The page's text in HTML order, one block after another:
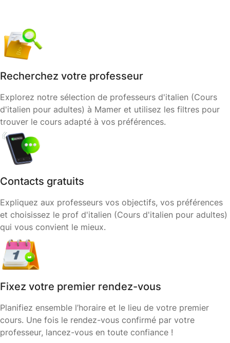
Recherchez votre professeur
Explorez notre sélection de professeurs d'italien (Cours
d'italien pour adultes) à Mamer et utilisez les filtres pour
trouver le cours adapté à vos préférences.
Contacts gratuits
Expliquez aux professeurs vos objectifs, vos préférences
et choisissez le prof d'italien (Cours d'italien pour adultes)
qui vous convient le mieux.
Fixez votre premier rendez-vous
Planifiez ensemble l’horaire et le lieu de votre premier
cours. Une fois le rendez-vous confirmé par votre
professeur, lancez-vous en toute confiance !